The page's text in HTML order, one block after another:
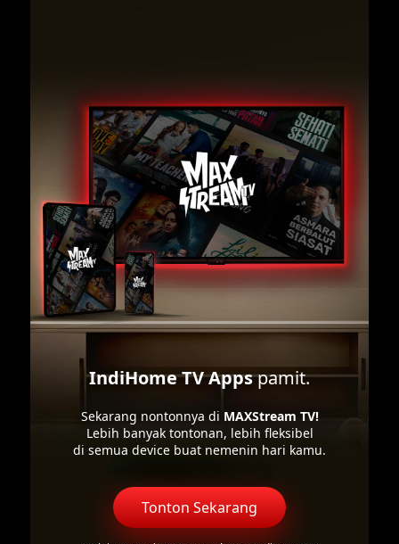
IndiHome TV Appspamit.
Sekarang nontonnya di MAXStream TV!
Lebih banyak tontonan, lebih fleksibel
di semua device buat nemenin hari kamu.
Tonton Sekarang